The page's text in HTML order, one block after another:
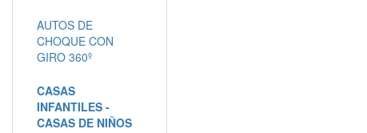
AUTOS DE
CHOQUE CON
GIRO 360º
CASAS
INFANTILES -
CASAS DE NIÑOS